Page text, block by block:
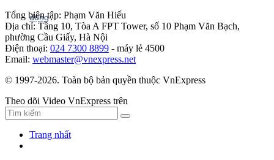
Tổng biên tập: Phạm Văn Hiếu
Địa chỉ: Tầng 10, Tòa A FPT Tower, số 10 Phạm Văn Bạch,
phường Cầu Giấy, Hà Nội
Điện thoại: 024 7300 8899 - máy lẻ 4500
Email: webmaster@vnexpress.net
© 1997-2026. Toàn bộ bản quyền thuộc VnExpress
Theo dõi Video VnExpress trên
Trang nhất